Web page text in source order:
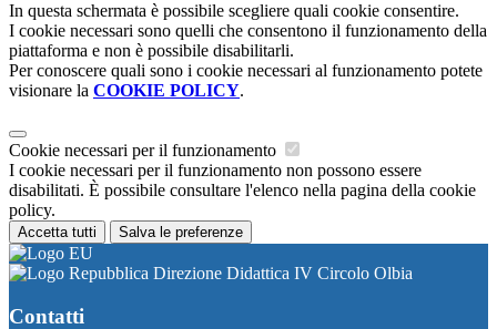
In questa schermata è possibile scegliere quali cookie consentire.
I cookie necessari sono quelli che consentono il funzionamento della
piattaforma e non è possibile disabilitarli.
Per conoscere quali sono i cookie necessari al funzionamento potete
visionare la COOKIE POLICY.
Cookie necessari per il funzionamento
I cookie necessari per il funzionamento non possono essere
disabilitati. È possibile consultare l'elenco nella pagina della cookie
policy.
Accetta tutti Salva le preferenze
Direzione Didattica IV Circolo Olbia
Contatti